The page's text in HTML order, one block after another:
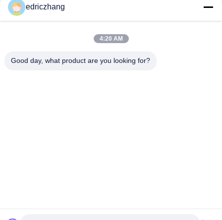
6 Kino der DOF-Freizeitpark-Unterhaltungs-7D mit
Bildschirmanzeige-System
Erstaunliches Kino 6/8 Sitze des Schießen-Spiel-7D mit dem
edriczhang
4:20 AM
Good day, what product are you looking for?